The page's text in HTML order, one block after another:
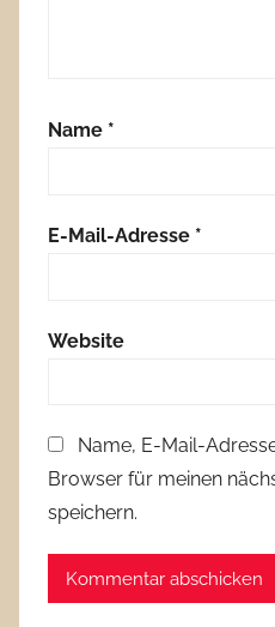
Name *
E-Mail-Adresse *
Website
Name, E-Mail-
Browser für meinen
speichern.